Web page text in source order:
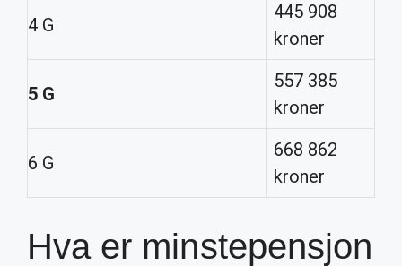
4 G
445 908
kroner
5 G
557 385
kroner
6 G
668 862
kroner
Hva er minstepensjon